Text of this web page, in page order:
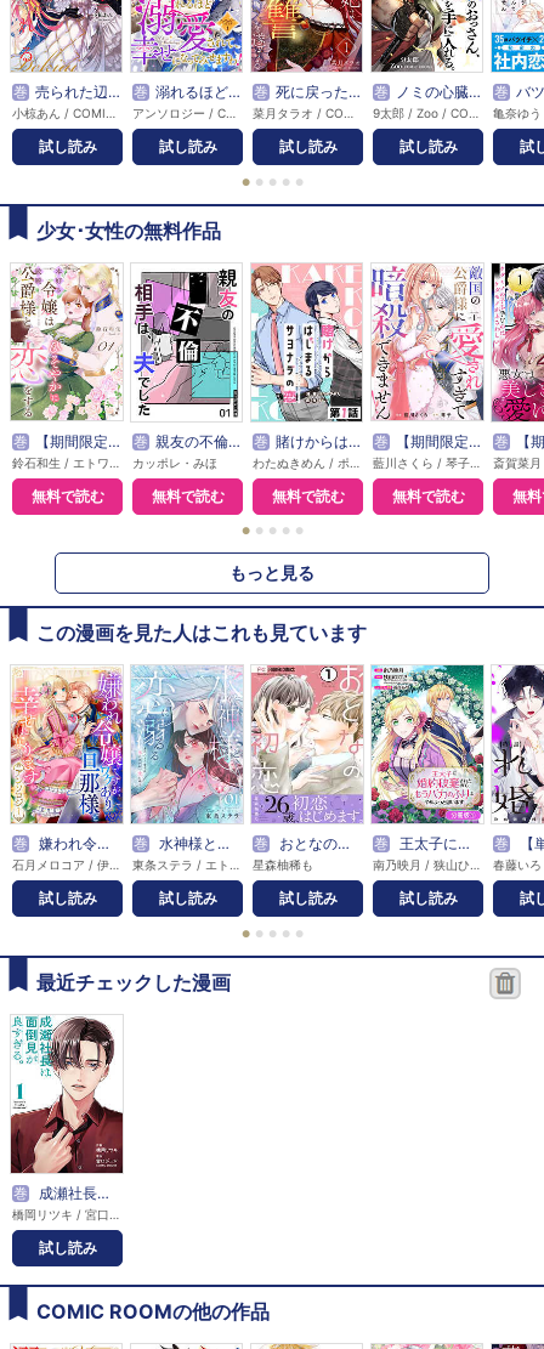
巻 売られた辺境伯令嬢は隣国の王太子に溺愛される【コミックス版】
試し読み
巻 溺れるほど愛されて、幸せになってみせますわ！アンソロジーコミック
試し読み
巻 死に戻った妃は華麗なる復讐を遂げる
試し読み
巻 ノミの心臓のおっさん、竜の心臓を手に入れる。
試し読み
巻 バツイチがモテる
試
● ● ● ● ●
少女･女性の無料作品
巻 【期間限定無料】本好き令嬢は敏腕公爵様とひそやかに恋をする
無料で読む
巻 親友の不倫相手は、夫でした【単話版】
カッポレ・みほ
無料で読む
巻 賭けからはじまるサヨナラの恋【単話版】
無料で読む
巻 【期間限定無料】敵国の公爵様に愛されすぎて暗殺できません！
無料で読む
巻 【期間限定無
無
● ● ● ● ●
もっと見る
この漫画を見た人はこれも見ています
巻 嫌われ令嬢ですが、ワケあり旦那様と幸せになります アンソロジー
試し読み
巻 水神様と恋に溺るる～身代わりの贄花は、氷に焦がれて愛に咲く～
試し読み
巻 おとなの初恋【マイクロ】
星森柚稀も
試し読み
巻 王太子に婚約破棄されたので、もうバカのふりはやめようと思います【分冊版】
試し読み
巻 【単話版】疎
春藤いろ
試
● ● ● ● ●
最近チェックした漫画
巻 成瀬社長は面倒見が良すぎる。
試し読み
COMIC ROOMの他の作品